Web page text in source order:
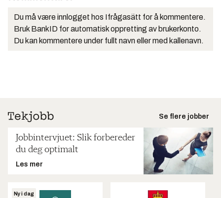
Du må være innlogget hos Ifrågasätt for å kommentere.
Bruk BankID for automatisk oppretting av brukerkonto.
Du kan kommentere under fullt navn eller med kallenavn.
Se flere jobber
Jobbintervjuet: Slik forbereder
du deg optimalt
Les mer
Ny i dag